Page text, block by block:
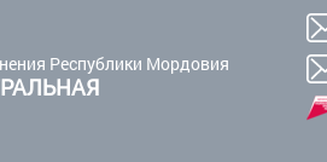
Республики Мордовия